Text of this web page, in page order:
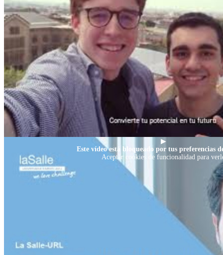
▶
Este vídeo está bloqueado por tus preferencias
Aceptar cookies de funcionalidad para